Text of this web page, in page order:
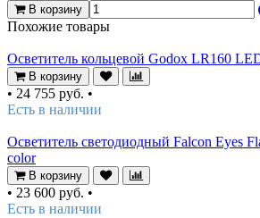
В корзину
Похожие товары
Осветитель кольцевой Godox LR160
В корзину
• 24 755 руб. •
Есть в наличии
Осветитель светодиодный Falcon Eyes
color
В корзину
• 23 600 руб. •
Есть в наличии